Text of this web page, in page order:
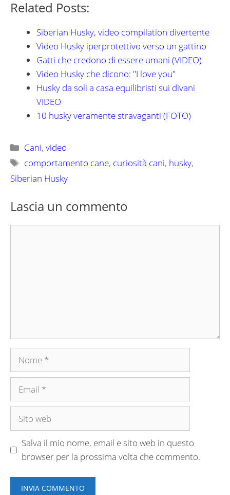
Related Posts:
Siberian Husky, video compilation divertente
Video Husky iperprotettivo verso un gattino
Gatti che credono di essere umani (VIDEO)
Video Husky che dicono: "I love you"
Husky da soli a casa equilibristi sui divani
VIDEO
10 husky veramente stravaganti (FOTO)
Categorie
Cani,video
Tag
comportamento cane, curiosità cani, husky,
Siberian Husky
Lascia un commento
Nome
Email
Sito
Salva il mio nome, email e sito web in questo
browser per la prossima volta che commento.